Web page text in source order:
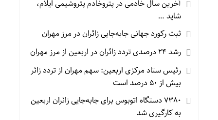
آخرین سال خادمی در پتروخادم پتروشیمی ایلام،
شاید …
ثبت رکورد جهانی جابه‌جایی زائران در مرز مهران
رشد ۲۴ درصدی تردد زائران در اربعین از مرز مهران
رئیس ستاد مرکزی اربعین: سهم مهران از تردد زائر
بیش از ۵۰ درصد است
۷۳۸۰ دستگاه اتوبوس برای جابه‌جایی زائران اربعین
به‌ کارگیری شد